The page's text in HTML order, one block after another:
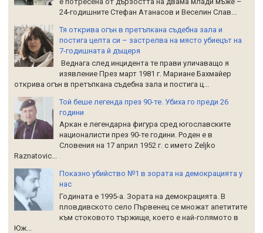
24-годишните Стефан Атанасов и Веселин Слав...
Тя открива огън в претъпкана съдебна зала и
постига целта си – застрелва на място убиецът на
7-годишната й дъщеря
Веднага след инцидента те прави уличаващо я
изявление През март 1981 г. Мариане Бахмайер
открива огън в претъпкана съдебна зала и постига ц...
Той беше легенда през 90-те. Убиха го преди 26
години
Аркан е легендарна фигура сред югославските
националисти през 90-те години. Роден е в
Словения на 17 април 1952 г. с името Zeljko
Raznatoviс...
Показно убийство №1 в зората на демокрацията у
нас
Годината е 1995-а. Зората на демокрацията. В
пловдивското село Първенец се множат апетитите
към стоковото тържище, което е най-голямото в
Юж...